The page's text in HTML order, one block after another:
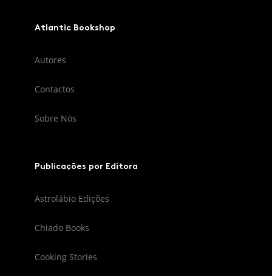
Atlantic Bookshop
Autores
Contactos
Sobre Nós
Publicações por Editora
Astrolábio Edições
Chiado Books
Cooking Stories